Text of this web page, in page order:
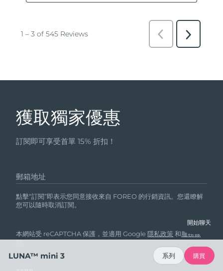
獲取獨家優惠
訂閱即可享受首單 15% 折扣！
郵箱地址
點擊“訂閱”即表示您同意接收來自 FOREO 的行銷資訊。您還瞭解
您可以隨時取消訂閱。
本網站受 reCAPTCHA 保護，並適用 Google隱私政策 和服務條
款。
開始聊天
LUNA™ mini 3 系列 購買